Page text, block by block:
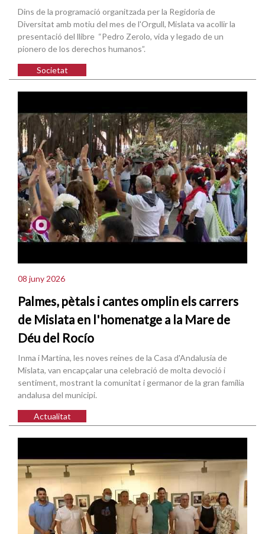
Dins de la programació organitzada per la Regidoria de
Diversitat amb motiu del mes de l'Orgull, Mislata va acollir la
presentació del llibre “Pedro Zerolo, vida y legado de un
pionero de los derechos humanos”.
Societat
08 juny 2026
Palmes, pètals i cantes omplin els carrers
de Mislata en l'homenatge a la Mare de
Déu del Rocío
Inma i Martina, les noves reines de la Casa d'Andalusia de
Mislata, van encapçalar una celebració de molta devoció i
sentiment, mostrant la comunitat i germanor de la gran família
andalusa del municipi.
Actualitat